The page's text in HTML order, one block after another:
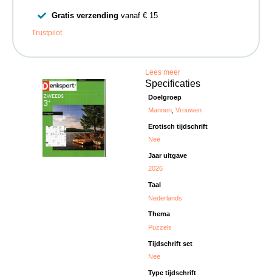
Lees meer
Specificaties
Doelgroep
Mannen ,Vrouwen
Erotisch tijdschrift
Nee
Jaar uitgave
2026
Taal
Nederlands
Thema
Puzzels
Tijdschrift set
Nee
Type tijdschrift
Gratis verzending vanaf € 15
Trustpilot